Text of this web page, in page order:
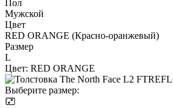
Пол
Мужской
Цвет
RED ORANGE (Красно-оранжевый)
Размер
L
Цвет: RED ORANGE
Выберите размер: